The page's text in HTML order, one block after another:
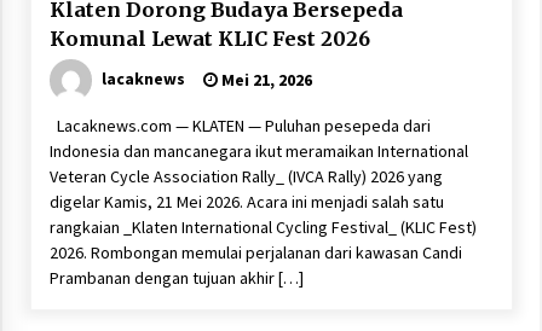
Klaten Dorong Budaya Bersepeda
Komunal Lewat KLIC Fest 2026
lacaknews Mei 21, 2026
Lacaknews.com — KLATEN — Puluhan pesepeda dari
Indonesia dan mancanegara ikut meramaikan International
Veteran Cycle Association Rally_ (IVCA Rally) 2026 yang
digelar Kamis, 21 Mei 2026. Acara ini menjadi salah satu
rangkaian _Klaten International Cycling Festival_ (KLIC Fest)
2026. Rombongan memulai perjalanan dari kawasan Candi
Prambanan dengan tujuan akhir […]